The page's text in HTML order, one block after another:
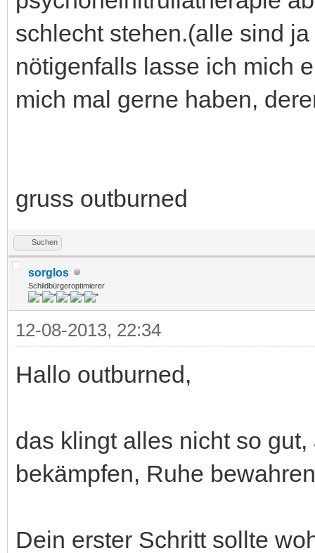
schlecht stehen.(alle sind
nötigenfalls lasse ich mich
mich mal gerne haben,
gruss outburned
Suchen
sorglos
Schildbürgeroptimierer
12-08-2013, 22:34
Hallo outburned,
das klingt alles nicht so
bekämpfen, Ruhe
Dein erster Schritt sollte